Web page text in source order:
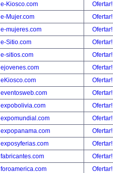
e-Kiosco.com
Ofertar!
e-Mujer.com
Ofertar!
e-mujeres.com
Ofertar!
e-Sitio.com
Ofertar!
e-sitios.com
Ofertar!
ejovenes.com
Ofertar!
eKiosco.com
Ofertar!
eventosweb.com
Ofertar!
expobolivia.com
Ofertar!
expomundial.com
Ofertar!
expopanama.com
Ofertar!
exposyferias.com
Ofertar!
fabricantes.com
Ofertar!
foroamerica.com
Ofertar!